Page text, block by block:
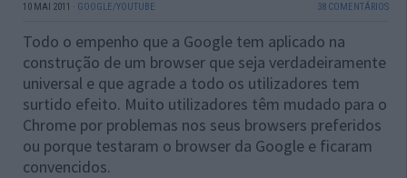
10 MAI 2011 · GOOGLE/YOUTUBE 38 COMENTÁRIOS
Todo o empenho que a Google tem aplicado na
construção de um browser que seja verdadeiramente
universal e que agrade a todo os utilizadores tem
surtido efeito. Muito utilizadores têm mudado para o
Chrome por problemas nos seus browsers preferidos
ou porque testaram o browser da Google e ficaram
convencidos.